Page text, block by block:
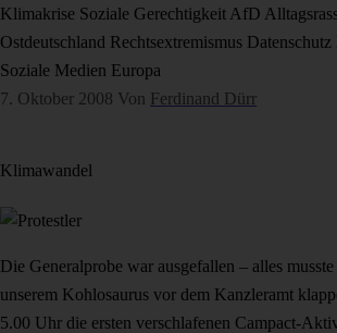
Klimakrise Soziale Gerechtigkeit AfD
Ostdeutschland Rechtsextremismus Datenschutz
Soziale Medien Europa
7. Oktober 2008 Von Ferdinand Dürr
Klimawandel
Die Generalprobe war ausgefallen – alles
unserem Kohlosaurus vor dem Kanzleramt
5.00 Uhr die ersten verschlafenen Campact-